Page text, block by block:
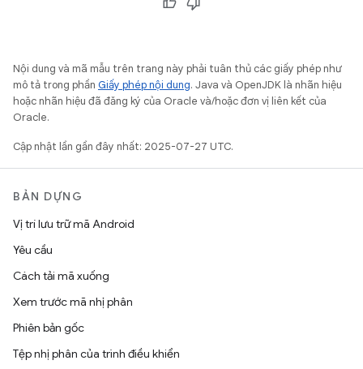
Nội dung và mã mẫu trên trang này phải tuân thủ các giấy phép như
mô tả trong phần Giấy phép nội dung. Java và OpenJDK là nhãn hiệu
hoặc nhãn hiệu đã đăng ký của Oracle và/hoặc đơn vị liên kết của
Oracle.
Cập nhật lần gần đây nhất: 2025-07-27 UTC.
BẢN DỰNG
Vị trí lưu trữ mã Android
Yêu cầu
Cách tải mã xuống
Xem trước mã nhị phân
Phiên bản gốc
Tệp nhị phân của trình điều khiển